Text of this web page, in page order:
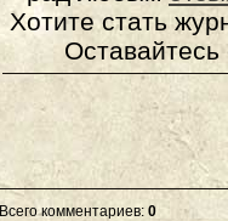
Хотите стать
Всего комментариев: 0